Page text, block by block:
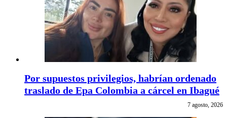
Por supuestos privilegios, habrían ordenado
traslado de Epa Colombia a cárcel en Ibagué
7 agosto, 2026